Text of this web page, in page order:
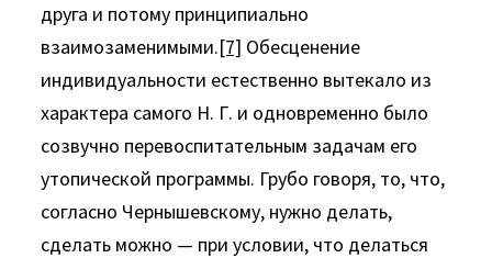
друга и потому принципиально
взаимозаменимыми.[7] Обесценение
индивидуальности естест­венно вытекало из
характера самого Н. Г. и одновременно было
созвучно перевоспитательным задачам его
утопической про­граммы. Грубо говоря, то, что,
согласно Чернышевскому, нуж­но делать,
сделать можно — при условии, что делаться